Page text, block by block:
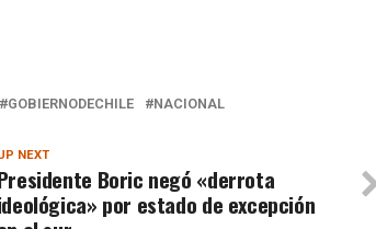
GOBIERNODECHILE NACIONAL
NEXT
Boric negó «derrota
por estado de excepción